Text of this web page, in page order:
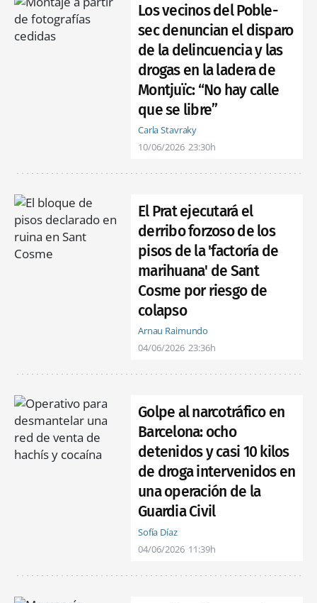
Los vecinos del Poble-
sec denuncian el disparo
de la delincuencia y las
drogas en la ladera de
Montjuïc: “No hay calle
que se libre”
Carla Stavraky
10/06/2026 23:30h
El Prat ejecutará el
derribo forzoso de los
pisos de la 'factoría de
marihuana' de Sant
Cosme por riesgo de
colapso
Arnau Raimundo
04/06/2026 23:36h
Golpe al narcotráfico en
Barcelona: ocho
detenidos y casi 10 kilos
de droga intervenidos en
una operación de la
Guardia Civil
Sofía Díaz
04/06/2026 11:39h